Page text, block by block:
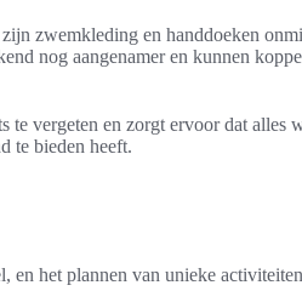
zwemkleding en handdoeken
nog aangenamer en kunnen
vergeten en zorgt ervoor dat alles
te bieden heeft.
en het plannen van unieke